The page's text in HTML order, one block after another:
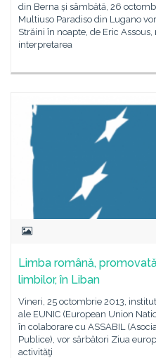
din Berna și sâmbătă, 26
Multiuso Paradiso din Lugano
Străini în noapte, de Eric
interpretarea
Limba română,
limbilor, în Liban
Vineri, 25 octombrie 2013,
ale EUNIC (European Union
în colaborare cu ASSABIL
Publice), vor sărbători Ziua
activităţi